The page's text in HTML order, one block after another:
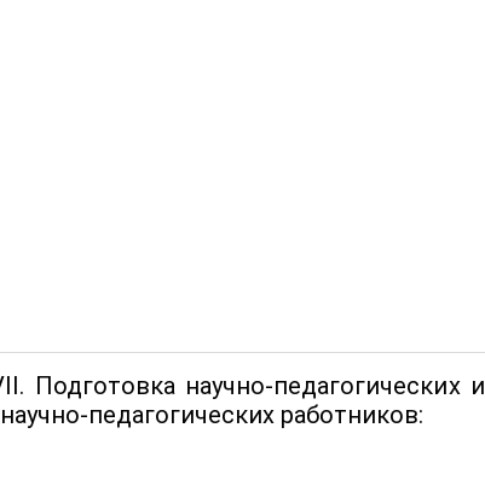
Подготовка научно-
педагогических работников: